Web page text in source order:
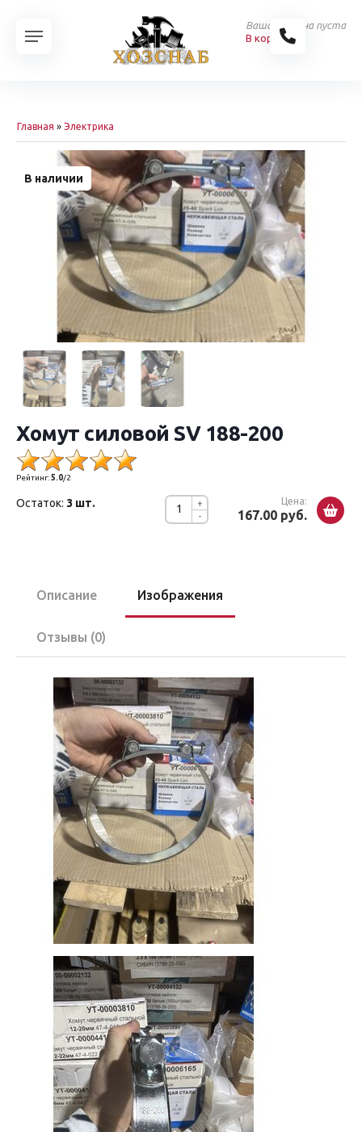
Ваша корзина пуста
В корзину
Главная » Электрика
В наличии
Хомут силовой SV 188-200
Рейтинг:5.0/2
-
+ Цена:
167.00 руб.
Остаток: 3 шт.
Описание Изображения
Отзывы (0)